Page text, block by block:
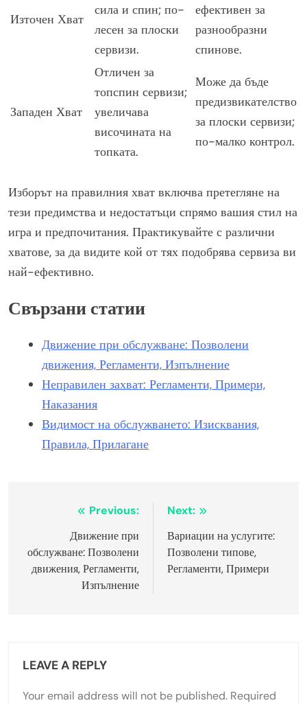
Източен Хват
сила и спин; по-
лесен за плоски
сервизи.
ефективен за
разнообразни
спинове.
Западен Хват
Отличен за
топспин сервизи;
увеличава
височината на
топката.
Може да бъде
предизвикателство
за плоски сервизи;
по-малко контрол.
Изборът на правилния хват включва претегляне на
тези предимства и недостатъци спрямо вашия стил на
игра и предпочитания. Практикувайте с различни
хватове, за да видите кой от тях подобрява сервиза ви
най-ефективно.
Свързани статии
Движение при обслужване: Позволени
движения, Регламенти, Изпълнение
Неправилен захват: Регламенти, Примери,
Наказания
Видимост на обслужването: Изисквания,
Правила, Прилагане
navigation
Previous:
Движение при
обслужване: Позволени
движения, Регламенти,
Изпълнение
Next:
Вариации на услугите:
Позволени типове,
Регламенти, Примери
LEAVE A REPLY
Your email address will not be published. Required